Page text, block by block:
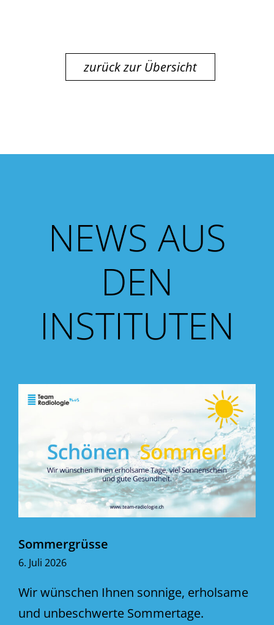
zurück zur Übersicht
NEWS AUS
DEN
INSTITUTEN
Sommergrüsse
6. Juli 2026
Wir wünschen Ihnen sonnige, erholsame
und unbeschwerte Sommertage.